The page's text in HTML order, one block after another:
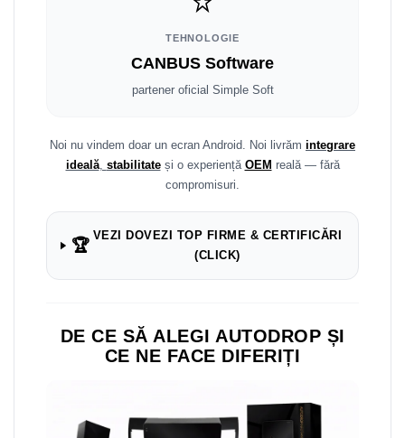
Dodge
Navigații universale 2DIN
Navigații universale 1DIN
Rame adaptoare Volkswagen
TEHNOLOGIE
CANBUS Software
partener oficial Simple Soft
Noi nu vindem doar un ecran Android. Noi livrăm integrare
ideală, stabilitateși o experiență OEM reală — fără
compromisuri.
🏆
VEZI DOVEZI TOP FIRME & CERTIFICĂRI
(CLICK)
DE CE SĂ ALEGI AUTODROP ȘI
CE NE FACE DIFERIȚI